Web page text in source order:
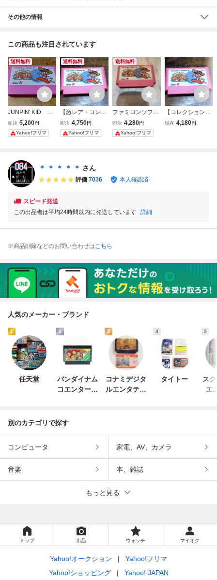
その他の情報
この商品も注目されています
送料無料
JUNPIN' KID ジ
ャンピン・キッ
ド ジャックと豆
の木ものがたり F
即決 5,200円
Yahoo!フリマ
送料無料
【激レア・コレク
ション引退・動作
確認済】ファミコ
ン『ジャンピン・
り』コレクター・
マニア・まとめて
即決 4,750円
Yahoo!フリマ
送料無料
ファミコンソフト
ジャンピンキッド
ジャックと豆の木
ものがたり ASM-J
即決 4,280円
Yahoo!フリマ
【コレクション引
退・動作確認済】
現在 4,180円
＊ ＊ ＊ ＊ ＊ さん
評価 7036 本人確認済
スピード発送
この出品者は平均24時間以内に発送しています 詳細
※商品削除などのお問い合わせはこちら
人気のメーカー・ブランド
1
任天堂
2
バンダイナム
コエンターテ
3
コナミデジタ
ルエンタテイ
4
タイトー
5
ス
エ
別のカテゴリで探す
コンピュータ 家電、AV、カメラ
音楽 本、雑誌
もっと見る
トップ 出品 ウォッチ マイオク
Yahoo!オークション
Yahoo!フリマ
Yahoo!ショッピング
Yahoo! JAPAN